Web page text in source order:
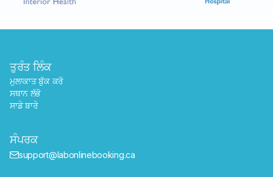
ਤੁਰੰਤ ਲਿੰਕ
ਮੁਲਾਕਾਤ ਬੁੱਕ ਕਰੋ
ਸਥਾਨ ਲੱਭੋ
ਸਾਡੇ ਬਾਰੇ
ਸੰਪਰਕ
support@labonlinebooking.ca